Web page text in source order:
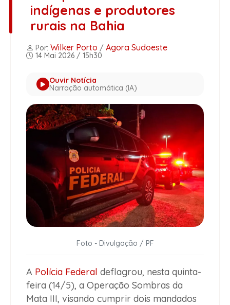
indígenas e produtores
rurais na Bahia
Por: Wilker Porto / Agora Sudoeste
14 Mai 2026 / 15h30
Ouvir Notícia
Narração automática (IA)
Foto - Divulgação / PF
A Polícia Federal deflagrou, nesta quinta-
feira (14/5), a Operação Sombras da
Mata III, visando cumprir dois mandados